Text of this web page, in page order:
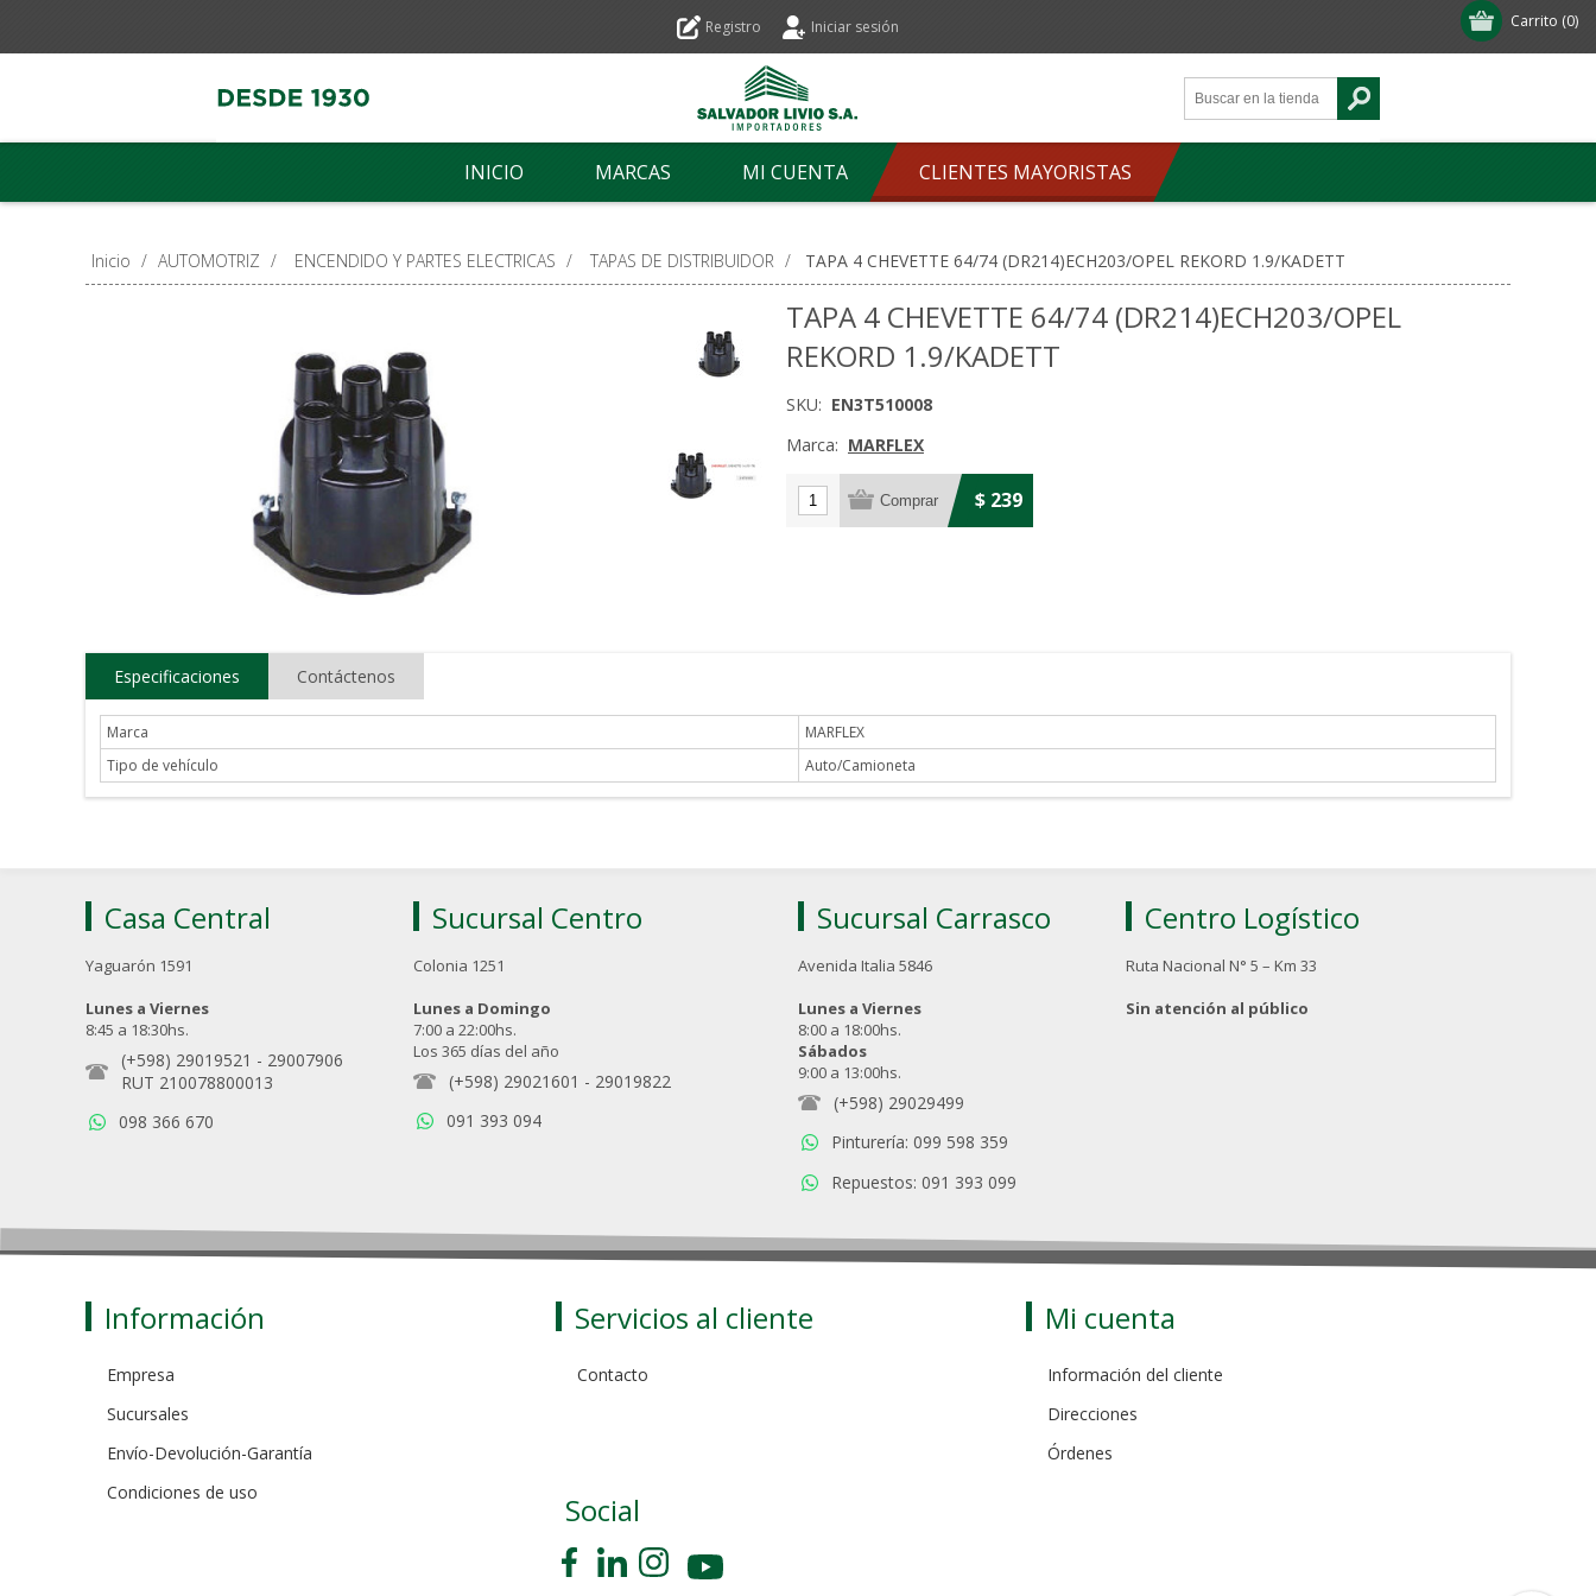
Carrito (0)
Registro Iniciar sesión
INICIO MARCAS MI CUENTA CLIENTES MAYORISTAS
Inicio / AUTOMOTRIZ / ENCENDIDO Y PARTES ELECTRICAS / TAPAS DE DISTRIBUIDOR / TAPA 4 CHEVETTE 64/74 (DR214)ECH203/OPEL REKORD 1.9/KADETT
TAPA 4 CHEVETTE 64/74 (DR214)ECH203/OPEL
REKORD 1.9/KADETT
SKU: EN3T510008
Marca: MARFLEX
$ 239
Especificaciones Contáctenos
Marca
MARFLEX
Tipo de vehículo
Auto/Camioneta
Casa Central
Yaguarón 1591
Lunes a Viernes
8:45 a 18:30hs.
(+598) 29019521 - 29007906
RUT 210078800013
098 366 670
Sucursal Centro
Colonia 1251
Lunes a Domingo
7:00 a 22:00hs.
Los 365 días del año
(+598) 29021601 - 29019822
091 393 094
Sucursal Carrasco
Avenida Italia 5846
Lunes a Viernes
8:00 a 18:00hs.
Sábados
9:00 a 13:00hs.
(+598) 29029499
Pinturería: 099 598 359
Repuestos: 091 393 099
Centro Logístico
Ruta Nacional N° 5 – Km 33
Sin atención al público
Información
Empresa
Sucursales
Envío-Devolución-Garantía
Condiciones de uso
Servicios al cliente
Contacto
Mi cuenta
Información del cliente
Direcciones
Órdenes
Social